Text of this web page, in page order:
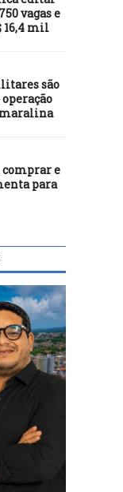
vagas e
16,4 mil
são
e
para